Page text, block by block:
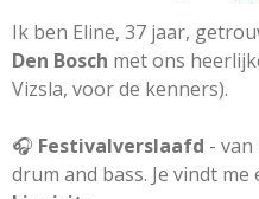
Ik ben Eline, 37 jaar,
Den Bosch met ons
Vizsla, voor de kenners).
🎧 Festivalverslaafd -
drum and bass. Je vindt me